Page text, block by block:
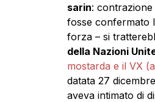
sarin:
fosse confermato
forza – si
della Nazioni
mostarda e il VX
datata 27
aveva intimato di